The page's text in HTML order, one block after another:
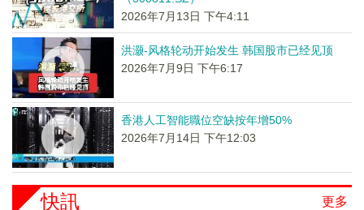
2026年7月13日 下午4:11
洪灏-风格轮动开始发生 韩国股市已经见顶
2026年7月9日 下午6:17
香港人工智能職位空缺按年增50%
2026年7月14日 下午12:03
更多
快訊